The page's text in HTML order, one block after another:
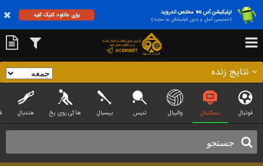
اپلیکیشن آس 90 مختص اندروید
(دسترسی آسان و بدون فیلترشکن به سایت)
برای دانلود کلیک کنید
نتایج زنده
فوتبال بسکتبال والیبال تنیس بیسبال هاکی روی یخ هندبال